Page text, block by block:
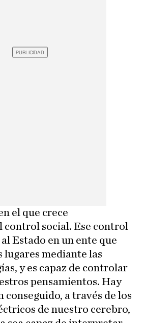
el que crece
control social. Ese control
Estado en un ente que
lugares mediante las
y es capaz de controlar
pensamientos. Hay
conseguido, a través de los
de nuestro cerebro,